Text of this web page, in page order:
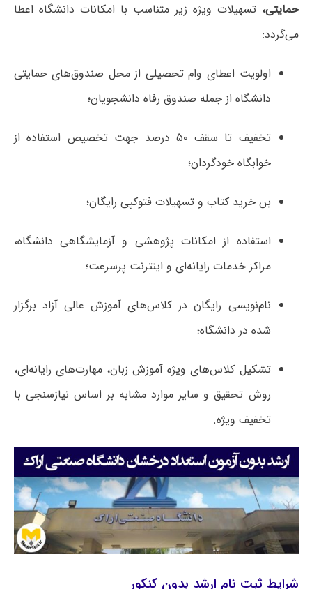
حمایتی،تسهیلات ویژه زیر متناسب با امکانات دانشگاه اعطا
می‌گردد:
اولویت اعطای وام تحصیلی از محل صندوق‌های حمایتی
دانشگاه از جمله صندوق رفاه دانشجویان؛
تخفیف تا سقف ۵۰ درصد جهت تخصیص استفاده از
خوابگاه خودگردان؛
بن خرید کتاب و تسهیلات فتوکپی رایگان؛
استفاده از امکانات پژوهشی و آزمایشگاهی دانشگاه،
مراکز خدمات رایانه‌ای و اینترنت پرسرعت؛
نام‌نویسی رایگان در کلاس‌های آموزش عالی آزاد برگزار
شده در دانشگاه؛
تشکیل کلاس‌های ویژه آموزش زبان، مهارت‌های رایانه‌ای،
روش تحقیق و سایر موارد مشابه بر اساس نیازسنجی با
تخفیف ویژه.
شرایط ثبت نام ارشد بدون کنکور